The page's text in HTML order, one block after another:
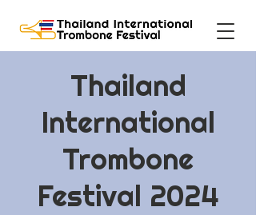
Thailand
International
Trombone
Festival 2024